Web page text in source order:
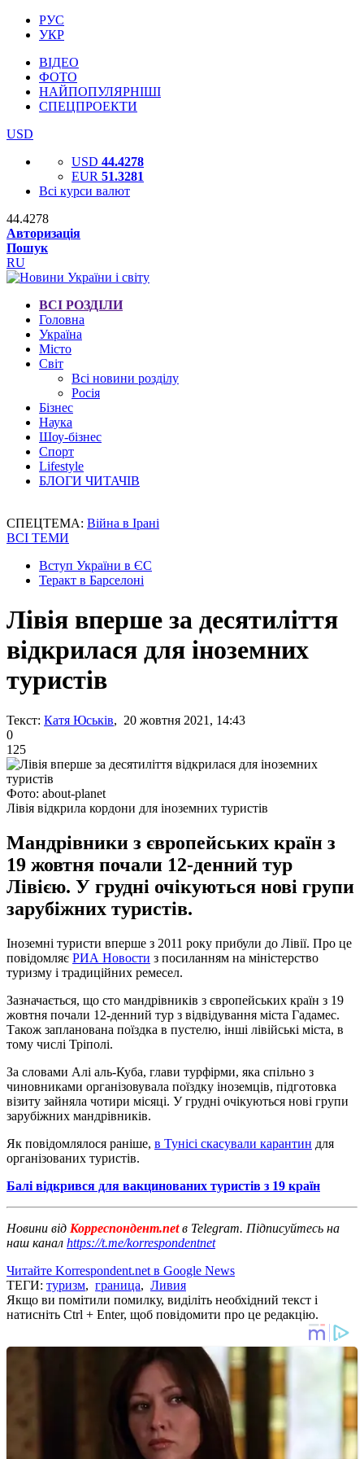
РУС
УКР
ВІДЕО
ФОТО
НАЙПОПУЛЯРНІШІ
СПЕЦПРОЕКТИ
USD
USD 44.4278
EUR 51.3281
Всі курси валют
44.4278
Авторизація
Пошук
RU
ВСІ РОЗДІЛИ
Головна
Україна
Місто
Світ
Всі новини розділу
Росія
Бізнес
Наука
Шоу-бізнес
Спорт
Lifestyle
БЛОГИ ЧИТАЧІВ
СПЕЦТЕМА: Війна в Ірані
ВСІ ТЕМИ
Вступ України в ЄС
Теракт в Барселоні
Лівія вперше за десятиліття
відкрилася для іноземних
туристів
Текст: Катя Юськів, 20 жовтня 2021, 14:43
0
125
Фото: about-planet
Лівія відкрила кордони для іноземних туристів
Мандрівники з європейських країн з
19 жовтня почали 12-денний тур
Лівією. У грудні очікуються нові групи
зарубіжних туристів.
Іноземні туристи вперше з 2011 року прибули до Лівії. Про це
повідомляє РИА Новости з посиланням на міністерство
туризму і традиційних ремесел.
Зазначається, що сто мандрівників з європейських країн з 19
жовтня почали 12-денний тур з відвідування міста Гадамес.
Також запланована поїздка в пустелю, інші лівійські міста, в
тому числі Тріполі.
За словами Алі аль-Куба, глави турфірми, яка спільно з
чиновниками організовувала поїздку іноземців, підготовка
візиту зайняла чотири місяці. У грудні очікуються нові групи
зарубіжних мандрівників.
Як повідомлялося раніше, в Тунісі скасували карантин для
організованих туристів.
Балі відкрився для вакцинованих туристів з 19 країн
Новини від Корреспондент.netв Telegram. Підписуйтесь на
наш канал https://t.me/korrespondentnet
Читайте Korrespondent.net в Google News
ТЕГИ: туризм, граница, Ливия
Якщо ви помітили помилку, виділіть необхідний текст і
натисніть Ctrl + Enter, щоб повідомити про це редакцію.